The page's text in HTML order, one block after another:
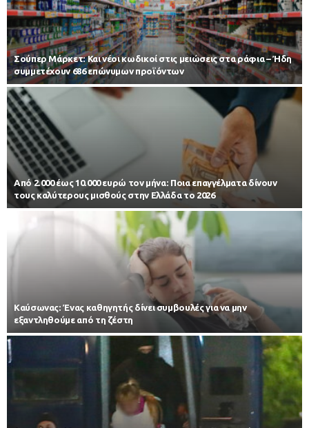
Σούπερ Μάρκετ: Και νέοι κωδικοί στις μειώσεις στα ράφια – Ήδη
συμμετέχουν 686 επώνυμων προϊόντων
Από 2.000 έως 10.000 ευρώ τον μήνα: Ποια επαγγέλματα δίνουν
τους καλύτερους μισθούς στην Ελλάδα το 2026
Kαύσωνας: Ένας καθηγητής δίνει συμβουλές για να μην
εξαντληθούμε από τη ζέστη